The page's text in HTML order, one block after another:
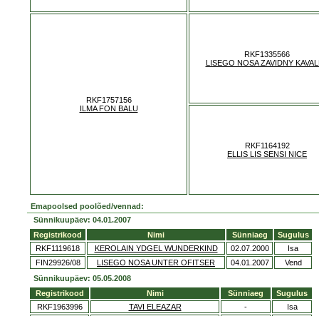
RKF1757156
ILMA FON BALU
RKF1335566
LISEGO NOSA ZAVIDNY
RKF1164192
ELLIS LIS SENSI NICE
Emapoolsed poolõed/vennad:
Sünnikuupäev: 04.01.2007
Registrikood
Nimi Sünniaeg
Sugulus
RKF1119618
KEROLAIN YDGEL WUNDERKIND 02.07.2000
Isa
FIN29926/08
LISEGO NOSA UNTER OFITSER 04.01.2007
Vend
Sünnikuupäev: 05.05.2008
Registrikood
Nimi Sünniaeg
Sugulus
RKF1963996
TAVI ELEAZAR -
Isa